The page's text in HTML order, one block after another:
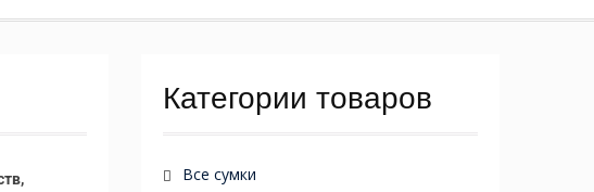
Категории товаров
Все сумки